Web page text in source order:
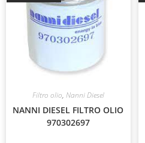
Filtro olio, Nanni Diesel
NANNI DIESEL FILTRO OLIO
970302697